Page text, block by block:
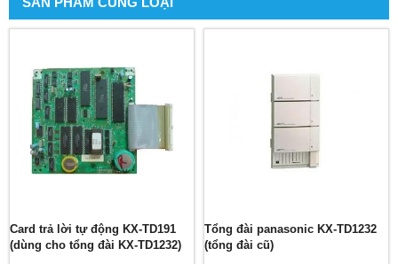
Card trả lời tự động KX-TD191
(dùng cho tổng đài KX-TD1232)
Tổng đài panasonic KX-TD1232
(tổng đài cũ)